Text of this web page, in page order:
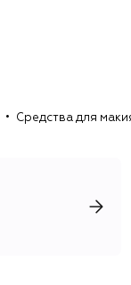
Средства для